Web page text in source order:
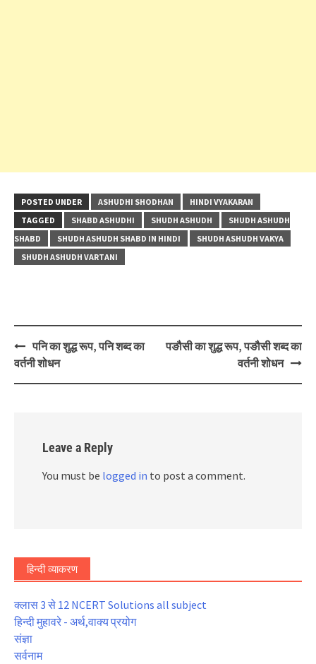
POSTED UNDER ASHUDHI SHODHAN
HINDI VYAKARAN
TAGGED
SHABD ASHUDHI SHUDH ASHUDH
SHUDH ASHUDH
SHABD
SHUDH ASHUDH SHABD IN HINDI
SHUDH ASHUDH VAKYA
SHUDH ASHUDH VARTANI
Post
navigation
पनि का शुद्ध रूप, पनि शब्द का
वर्तनी शोधन
पङौसी का शुद्ध रूप, पङौसी शब्द का
वर्तनी शोधन
Leave a Reply
You must be logged in to post a comment.
हिन्दी व्याकरण
क्लास 3 से 12 NCERT Solutions all subject
हिन्दी मुहावरे - अर्थ,वाक्य प्रयोग
संज्ञा
सर्वनाम